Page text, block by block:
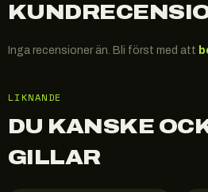
Inga recensioner än. Bli först med att
LIKNANDE
DU KANSKE
GILLAR